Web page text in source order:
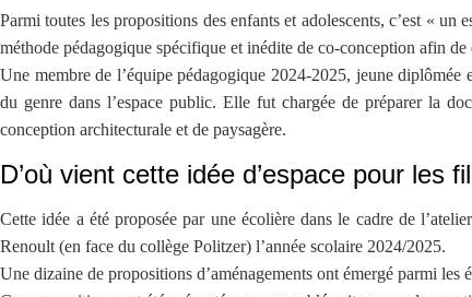
Parmi toutes les propositions des enfants et adolescents, c’est «
méthode pédagogique spécifique et inédite de co-conception afin
Une membre de l’équipe pédagogique 2024-2025, jeune
du genre dans l’espace public. Elle fut chargée de préparer la
conception architecturale et de paysagère.
D’où vient cette idée d’espace pour les
Cette idée a été proposée par une écolière dans le cadre de
Renoult (en face du collège Politzer) l’année scolaire 2024/2025.
Une dizaine de propositions d’aménagements ont émergé parmi les